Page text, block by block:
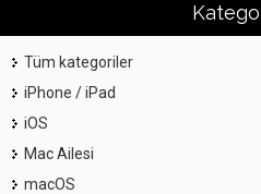
Tüm kategoriler
iPhone / iPad
iOS
Mac Ailesi
macOS